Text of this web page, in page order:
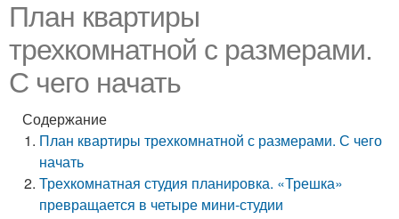
План квартиры
трехкомнатной с размерами.
С чего начать
Содержание
План квартиры трехкомнатной с размерами. С чего
начать
Трехкомнатная студия планировка. «Трешка»
превращается в четыре мини-студии